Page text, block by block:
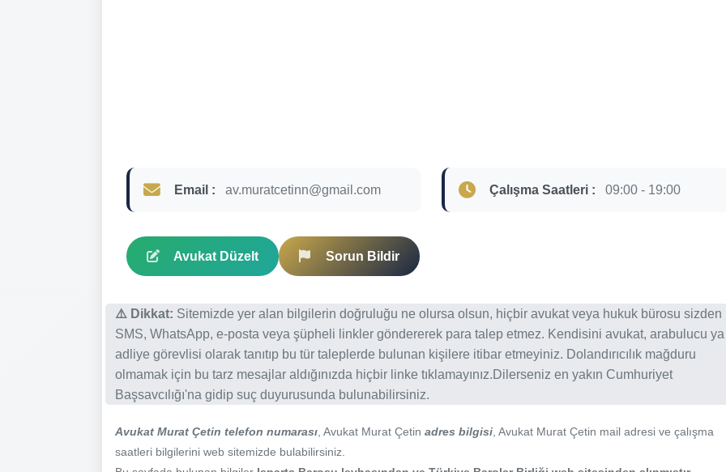
Email : av.muratcetinn@gmail.com Çalışma Saatleri : 09:00 - 19:00
Avukat Düzelt Sorun Bildir
⚠️ Dikkat: Sitemizde yer alan bilgilerin doğruluğu ne olursa olsun, hiçbir avukat veya hukuk bürosu sizden
SMS, WhatsApp, e-posta veya şüpheli linkler göndererek para talep etmez. Kendisini avukat, arabulucu
adliye görevlisi olarak tanıtıp bu tür taleplerde bulunan kişilere itibar etmeyiniz. Dolandırıcılık mağduru
olmamak için bu tarz mesajlar aldığınızda hiçbir linke tıklamayınız.Dilerseniz en yakın Cumhuriyet
Başsavcılığı'na gidip suç duyurusunda bulunabilirsiniz.
Avukat Murat Çetin telefon numarası , Avukat Murat Çetin adres bilgisi , Avukat Murat Çetin mail adresi ve çalışma
saatleri bilgilerini web sitemizde bulabilirsiniz.